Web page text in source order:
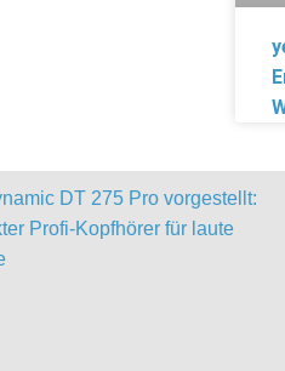
DT 275 Pro vorgestellt:
Profi-Kopfhörer für laute